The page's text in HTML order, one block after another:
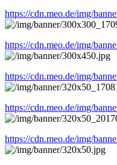
https://cdn.meo.de/img/
https://cdn.meo.de/img/
https://cdn.meo.de/img/
https://cdn.meo.de/img/
https://cdn.meo.de/img/